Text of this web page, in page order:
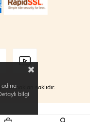
hakları saklıdır.
bilgi